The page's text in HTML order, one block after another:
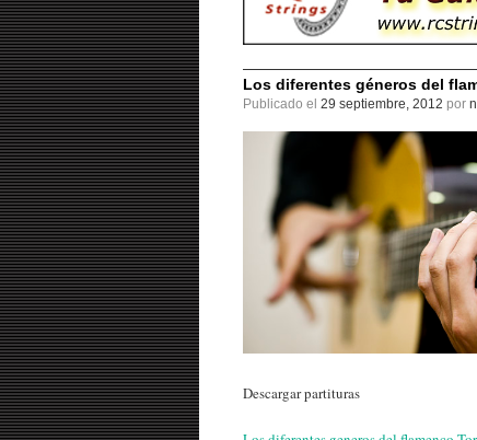
Los diferentes géneros del
Publicado el 29 septiembre, 2012 por
Descargar partituras